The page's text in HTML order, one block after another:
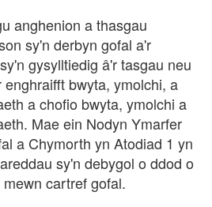
anghenion a thasgau
sy'n derbyn gofal a'r
gysylltiedig â'r tasgau neu
bwyta, ymolchi, a
a chofio bwyta, ymolchi a
Mae ein Nodyn Ymarfer
a Chymorth yn Atodiad 1 yn
sy'n debygol o ddod o
cartref gofal.